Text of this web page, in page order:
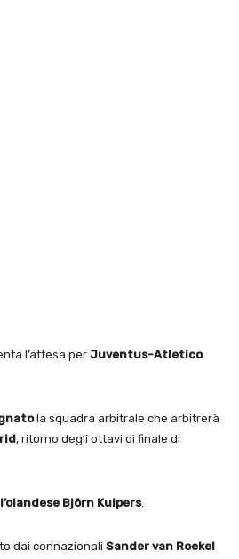
l’attesa per Juventus-Atletico
la squadra arbitrale che arbitrerà
, ritorno degli ottavi di finale di
Björn Kuipers.
dai connazionali Sander van Roekel